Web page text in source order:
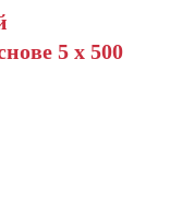
5 х 500